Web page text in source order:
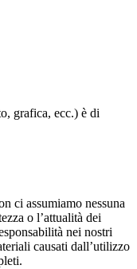
grafica, ecc.) è di
ci assumiamo nessuna
o l’attualità dei
nei nostri
causati dall’utilizzo